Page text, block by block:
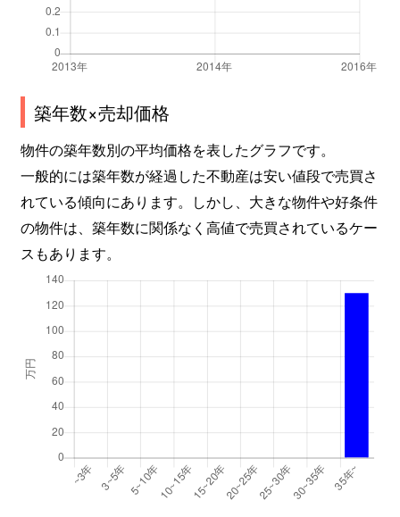
築年数×売却価格
物件の築年数別の平均価格を表したグラフです。
一般的には築年数が経過した不動産は安い値段で売買さ
れている傾向にあります。しかし、大きな物件や好条件
の物件は、築年数に関係なく高値で売買されているケー
スもあります。